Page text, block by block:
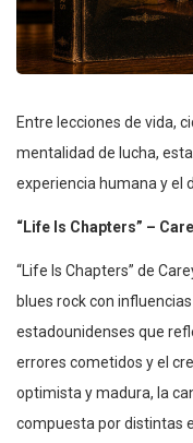
Entre lecciones de vida,
mentalidad de lucha,
experiencia humana y el
“Life Is Chapters” –
“Life Is Chapters” de
blues rock con
estadounidenses que
errores cometidos y el
optimista y madura, la
compuesta por distintas